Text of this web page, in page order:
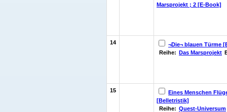
Marsprojekt ; 2 [E-Book]
14
¬Die¬ blauen Türme
Reihe: Das Marsprojekt
15
Eines Menschen
[Belletristik]
Reihe: Quest-Universum